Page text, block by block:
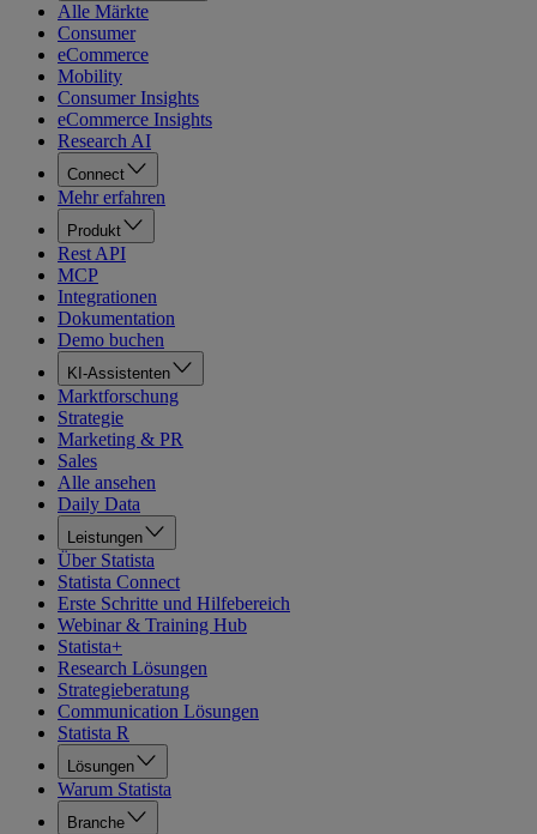
Alle Märkte
Consumer
eCommerce
Mobility
Consumer Insights
eCommerce Insights
Research AI
Connect
Mehr erfahren
Produkt
Rest API
MCP
Integrationen
Dokumentation
Demo buchen
KI-Assistenten
Marktforschung
Strategie
Marketing & PR
Sales
Alle ansehen
Daily Data
Leistungen
Über Statista
Statista Connect
Erste Schritte und Hilfebereich
Webinar & Training Hub
Statista+
Research Lösungen
Strategieberatung
Communication Lösungen
Statista R
Lösungen
Warum Statista
Branche